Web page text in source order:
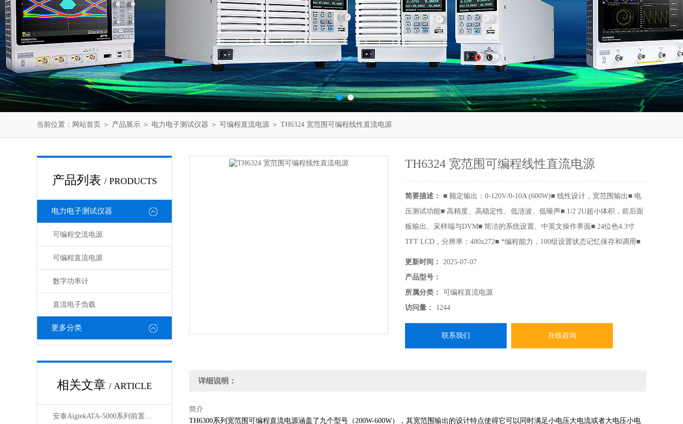
当前位置： 网站首页 ＞ 产品展示 ＞ 电力电子测试仪器 ＞ 可编程直流电源 ＞ TH6324 宽范围可编程线性直流电源
产品列表 / PRODUCTS
电力电子测试仪器
可编程交流电源
可编程直流电源
数字功率计
直流电子负载
更多分类
相关文章 / ARTICLE
安泰AigtekATA-5000系列前置微小信号放大器
TH6324 宽范围可编程线性直流电源
简要描述：
■ 额定输出：0-120V/0-10A (600W)■ 线性设计，宽范围输出■ 电
压测试功能■ 高精度、高稳定性、低涟波、低噪声■ 1/2 2U超小体积，前后面
板输出、采样端与DVM■ 简洁的系统设置、中英文操作界面■ 24位色4.3寸
TFT LCD，分辨率：480x272■ *编程能力，100组设置状态记忆保存和调用■
10个触发文件，每个文件100个测试序列，可进行列表设置和步进输出，以及
编程循环输出■ 定时输出：时间(0.1-99999.9s)■ 旋钮和数字键盘设置电压、电
流、输出时间■ 面板功能按键背光显示■ 远端测量功能，补偿线上压降■ 拷屏
功能■ 过电压、过电流保护、智能温控风扇■ 支持标准SCPI和MODBUS通讯
更新时间：
2025-07-07
产品型号：
所属分类：
可编程直流电源
访问量：
1244
联系我们 在线咨询
详细说明：
简介
TH6300系列宽范围可编程直流电源涵盖了九个型号（200W-600W），其宽范围输出的设计特点使得它可以同时满足小电压大电流或者大电压小电